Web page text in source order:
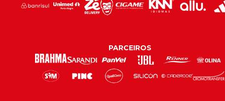
PARCEIROS